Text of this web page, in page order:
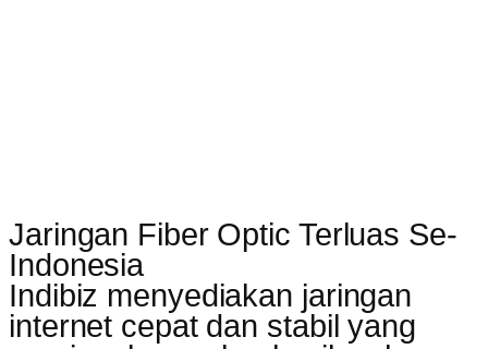
Jaringan Fiber Optic Terluas Se-
Indonesia
Indibiz menyediakan jaringan
internet cepat dan stabil yang